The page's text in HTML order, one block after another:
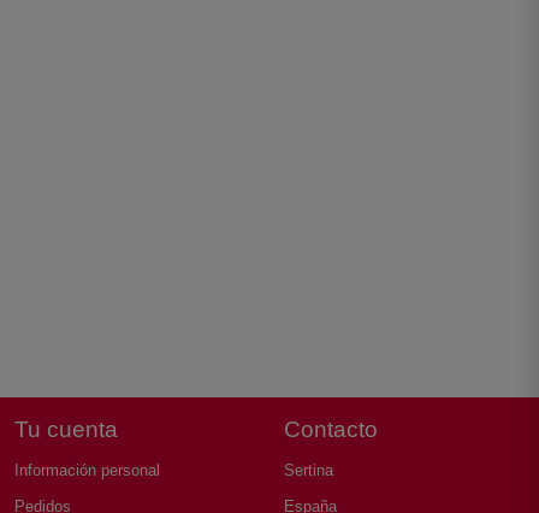
Tu cuenta
Información personal
Pedidos
Contacto
Sertina
España